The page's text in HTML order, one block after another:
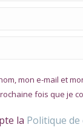
mon e-mail et
fois que je
la Politique